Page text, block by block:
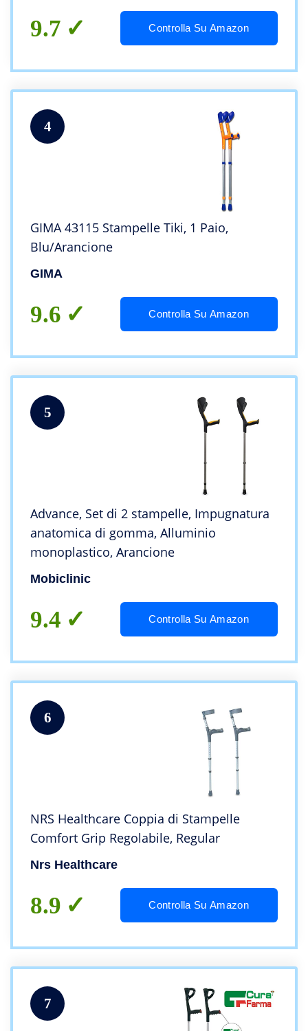
9.7 Controlla Su Amazon
4
GIMA 43115 Stampelle Tiki, 1 Paio,
Blu/Arancione
GIMA
9.6 Controlla Su Amazon
5
Advance, Set di 2 stampelle, Impugnatura
anatomica di gomma, Alluminio
monoplastico, Arancione
Mobiclinic
9.4 Controlla Su Amazon
6
NRS Healthcare Coppia di Stampelle
Comfort Grip Regolabile, Regular
Nrs Healthcare
8.9 Controlla Su Amazon
7